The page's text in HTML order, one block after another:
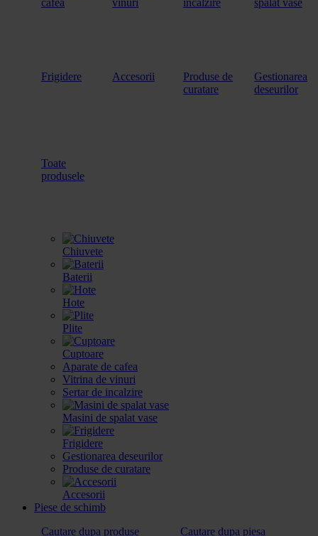
Frigidere Accesorii
Produse de
curatare
Gestionarea
deseurilor
Toate
produsele
Chiuvete
Baterii
Hote
Plite
Cuptoare
Aparate de cafea
Vitrina de vinuri
Sertar de incalzire
Masini de spalat vase
Frigidere
Gestionarea deseurilor
Produse de curatare
Accesorii
Piese de schimb
Cautare dupa produse
Cautare dupa piesa